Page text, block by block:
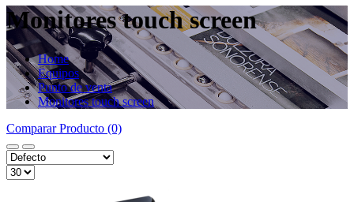
Monitores touch screen
Home
Equipos
Punto de venta
Monitores touch screen
Comparar Producto (0)